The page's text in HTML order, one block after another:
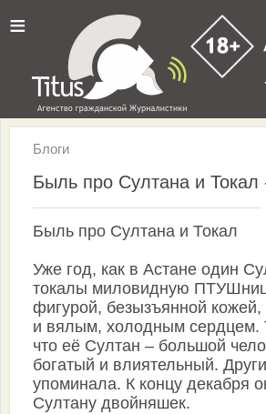
≡
Блоги
Быль про Султана и Токал
Быль про Султана и Токал
Уже год, как в Астане один
токалы миловидную
фигурой, безызъянной
и вялым, холодным сердцем.
что её Султан – большой
богатый и влиятельный.
упоминала. К концу декабря
Султану двойняшек.